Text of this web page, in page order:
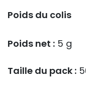
Poids du colis
Poids net : 5 g
Taille du pack :